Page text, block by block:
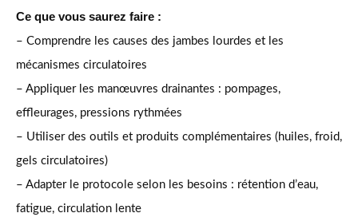
Ce que vous saurez faire :
– Comprendre les causes des jambes lourdes et les
mécanismes circulatoires
– Appliquer les manœuvres drainantes : pompages,
effleurages, pressions rythmées
– Utiliser des outils et produits complémentaires (huiles, froid,
gels circulatoires)
– Adapter le protocole selon les besoins : rétention d’eau,
fatigue, circulation lente